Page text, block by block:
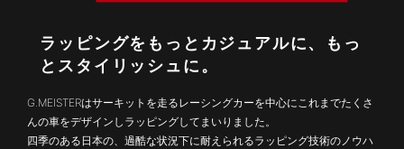
ラッピングをもっとカジュアルに、もっ
とスタイリッシュに。
G.MEISTERはサーキットを走るレーシングカーを中心にこれまでたくさ
んの車をデザインしラッピングしてまいりました。
四季のある日本の、過酷な状況下に耐えられるラッピング技術のノウハ